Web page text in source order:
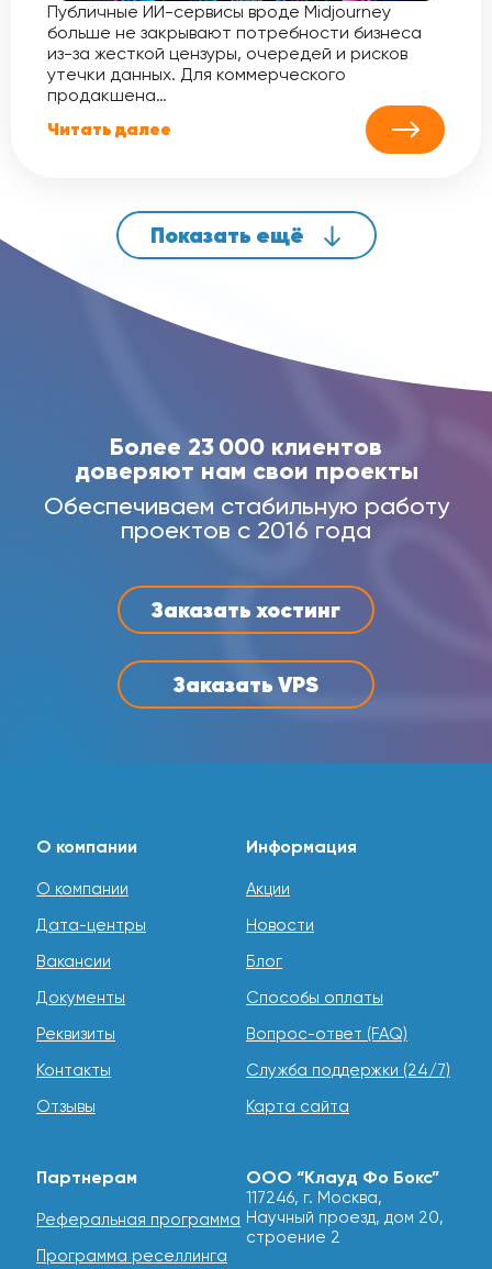
Публичные ИИ-сервисы вроде Midjourney
больше не закрывают потребности бизнеса
из-за жесткой цензуры, очередей и рисков
утечки данных. Для коммерческого
продакшена…
Читать далее
Показать ещё
Заказать хостинг
Заказать VPS
Более 23 000 клиентов
доверяют нам свои проекты
Обеспечиваем стабильную работу
проектов с 2016 года
О компании
О компании
Дата-центры
Вакансии
Документы
Реквизиты
Контакты
Отзывы
Информация
Акции
Новости
Блог
Способы оплаты
Вопрос-ответ (FAQ)
Служба поддержки (24/7)
Карта сайта
Партнерам
Реферальная программа
Программа реселлинга
ООО “Клауд Фо Бокс”
117246, г. Москва,
Научный проезд, дом 20,
строение 2